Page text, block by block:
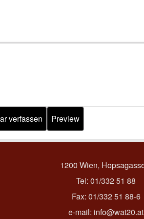
1200 Wien,
Tel: 01/332 51 88
Fax: 01/332 51 88-6
e-mail: info@wat20.at